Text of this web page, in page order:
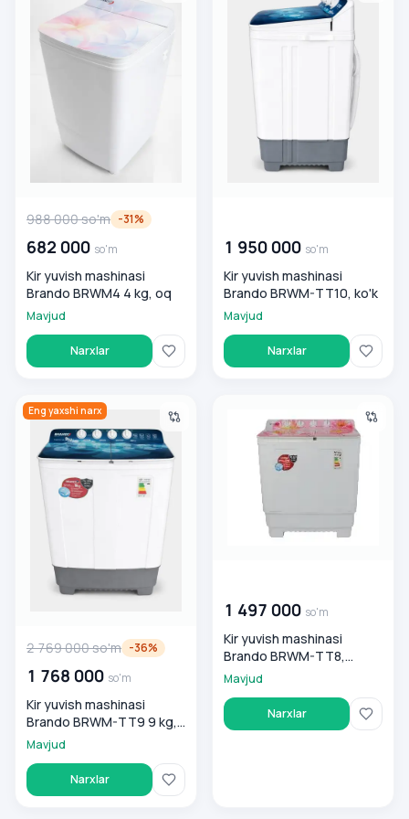
988 000so'm -31%
682 000 so'm
Kir yuvish mashinasi
Brando BRWM4 4 kg, oq
Mavjud
Narxlar
1 950 000 so'm
Kir yuvish mashinasi
Brando BRWM-TT10, ko'k
Mavjud
Narxlar
Kir yuvish mashinasi Brando BRWM-TT9 9 kg, oq-ko'k
Eng yaxshi narx
2 769 000so'm -36%
1 768 000 so'm
Kir yuvish mashinasi
Brando BRWM-TT9 9 kg,
oq-ko'k
Mavjud
Narxlar
1 497 000 so'm
Kir yuvish mashinasi
Brando BRWM-TT8,
svetlo-qizil
Mavjud
Narxlar